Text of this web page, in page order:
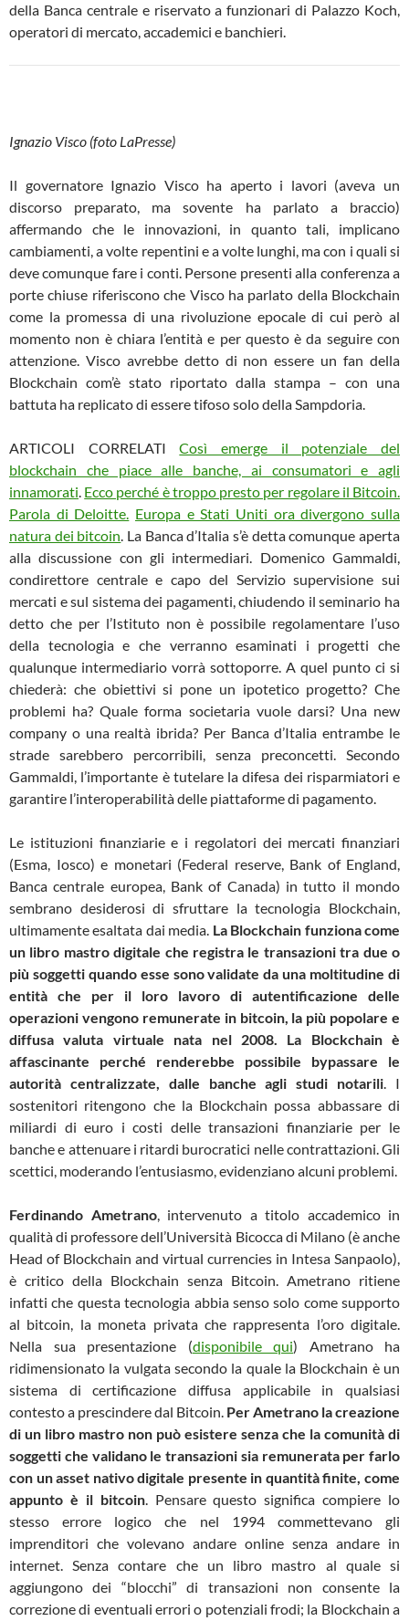
della Banca centrale e riservato a funzionari di Palazzo Koch,
operatori di mercato, accademici e banchieri.
Ignazio Visco (foto LaPresse)
Il governatore Ignazio Visco ha aperto i lavori (aveva un
discorso preparato, ma sovente ha parlato a braccio)
affermando che le innovazioni, in quanto tali, implicano
cambiamenti, a volte repentini e a volte lunghi, ma con i quali si
deve comunque fare i conti. Persone presenti alla conferenza a
porte chiuse riferiscono che Visco ha parlato della Blockchain
come la promessa di una rivoluzione epocale di cui però al
momento non è chiara l’entità e per questo è da seguire con
attenzione. Visco avrebbe detto di non essere un fan della
Blockchain com’è stato riportato dalla stampa – con una
battuta ha replicato di essere tifoso solo della Sampdoria.
ARTICOLI CORRELATI
Così emerge il potenziale del
blockchain che piace alle banche, ai consumatori e agli
innamorati. Ecco perché è troppo presto per regolare il Bitcoin.
Parola di Deloitte. Europa e Stati Uniti ora divergono sulla
natura dei bitcoin. La Banca d’Italia s’è detta comunque aperta
alla discussione con gli intermediari. Domenico Gammaldi,
condirettore centrale e capo del Servizio supervisione sui
mercati e sul sistema dei pagamenti, chiudendo il seminario ha
detto che per l’Istituto non è possibile regolamentare l’uso
della tecnologia e che verranno esaminati i progetti che
qualunque intermediario vorrà sottoporre. A quel punto ci si
chiederà: che obiettivi si pone un ipotetico progetto? Che
problemi ha? Quale forma societaria vuole darsi? Una new
company o una realtà ibrida? Per Banca d’Italia entrambe le
strade sarebbero percorribili, senza preconcetti. Secondo
Gammaldi, l’importante è tutelare la difesa dei risparmiatori e
garantire l’interoperabilità delle piattaforme di pagamento.
Le istituzioni finanziarie e i regolatori dei mercati finanziari
(Esma, Iosco) e monetari (Federal reserve, Bank of England,
Banca centrale europea, Bank of Canada) in tutto il mondo
sembrano desiderosi di sfruttare la tecnologia Blockchain,
ultimamente esaltata dai media. La Blockchain funziona come
un libro mastro digitale che registra le transazioni tra due o
più soggetti quando esse sono validate da una moltitudine di
entità che per il loro lavoro di autentificazione delle
operazioni vengono remunerate in bitcoin, la più popolare e
diffusa valuta virtuale nata nel 2008. La Blockchain è
affascinante perché renderebbe possibile bypassare le
autorità centralizzate, dalle banche agli studi notarili. I
sostenitori ritengono che la Blockchain possa abbassare di
miliardi di euro i costi delle transazioni finanziarie per le
banche e attenuare i ritardi burocratici nelle contrattazioni. Gli
scettici, moderando l’entusiasmo, evidenziano alcuni problemi.
Ferdinando Ametrano, intervenuto a titolo accademico in
qualità di professore dell’Università Bicocca di Milano (è anche
Head of Blockchain and virtual currencies in Intesa Sanpaolo),
è critico della Blockchain senza Bitcoin. Ametrano ritiene
infatti che questa tecnologia abbia senso solo come supporto
al bitcoin, la moneta privata che rappresenta l’oro digitale.
Nella sua presentazione (disponibile qui) Ametrano ha
ridimensionato la vulgata secondo la quale la Blockchain è un
sistema di certificazione diffusa applicabile in qualsiasi
contesto a prescindere dal Bitcoin. Per Ametrano la creazione
di un libro mastro non può esistere senza che la comunità di
soggetti che validano le transazioni sia remunerata per farlo
con un asset nativo digitale presente in quantità finite, come
appunto è il bitcoin. Pensare questo significa compiere lo
stesso errore logico che nel 1994 commettevano gli
imprenditori che volevano andare online senza andare in
internet. Senza contare che un libro mastro al quale si
aggiungono dei “blocchi” di transazioni non consente la
correzione di eventuali errori o potenziali frodi; la Blockchain a